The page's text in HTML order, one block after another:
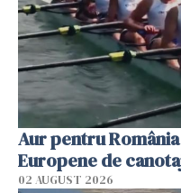
Aur pentru
Europene de
02 AUGUST 2026